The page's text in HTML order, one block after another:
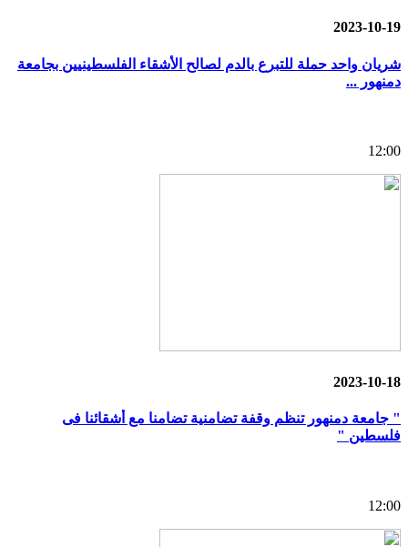
2023-10-19
شريان واحد حملة للتبرع بالدم لصالح الأشقاء الفلسطينيين بجامعة
دمنهور ...
12:00
2023-10-18
" جامعة دمنهور تنظم وقفة تضامنية تضامنا مع أشقائنا فى
فلسطين "
12:00